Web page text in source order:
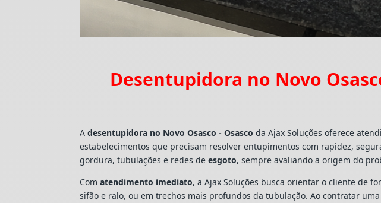
Desentupidora no Novo
Adesentupidora no Novo Osasco - Osasco da Ajax Soluções oferece
estabelecimentos que precisam resolver entupimentos com rapidez,
gordura, tubulações e redes deesgoto, sempre avaliando a origem do
Comatendimento imediato, a Ajax Soluções busca orientar o cliente de
sifão e ralo, ou em trechos mais profundos da tubulação. Ao contratar